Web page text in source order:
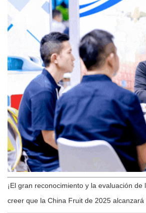
¡El gran reconocimiento y la evaluación
creer que la China Fruit de 2025